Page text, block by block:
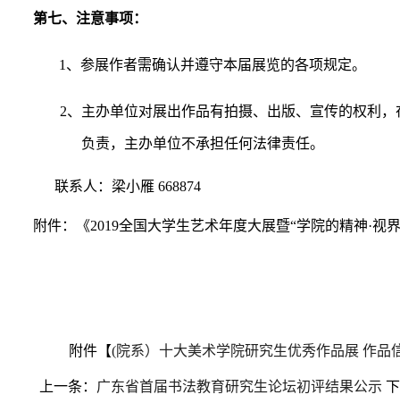
第七、注意事项：
1、参展作者需确认并遵守本届展览的各项规定。
2、主办单位对展出作品有拍摄、出版、宣传的权利
负责，主办单位不承担任何法律责任。
联系人：梁小雁 668874
附件：《2019全国大学生艺术年度大展暨“学院的精神·
附件【(院系）十大美术学院研究生优秀作品展 作品
上一条： 广东省首届书法教育研究生论坛初评结果公示